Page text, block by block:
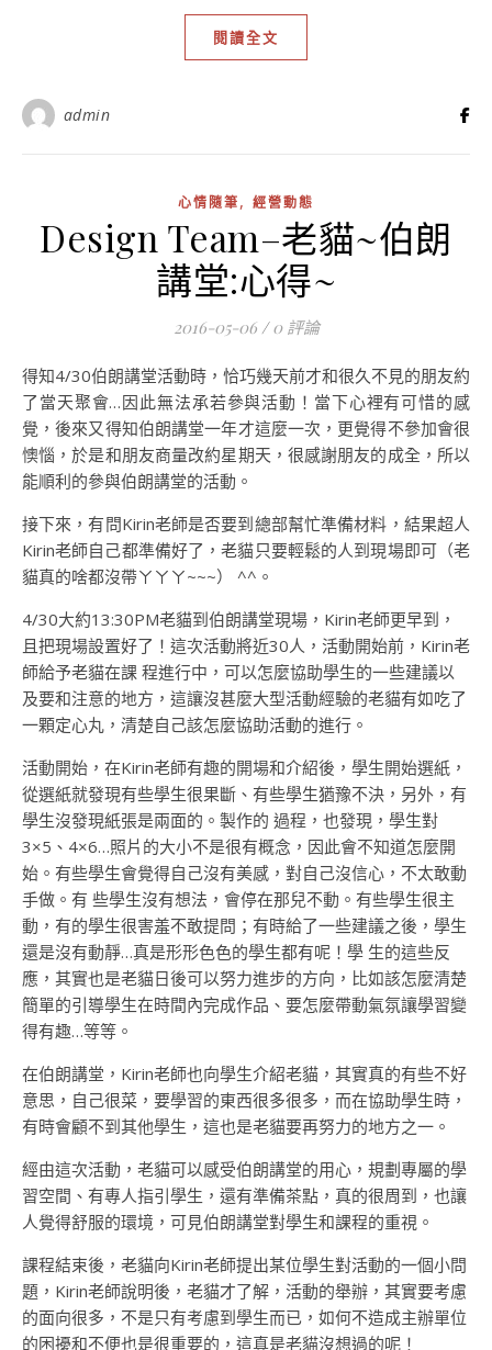
閱讀全文
admin
心情隨筆, 經營動態
Design Team–老貓~伯朗
講堂:心得~
2016-05-06 / 0 評論
得知4/30伯朗講堂活動時，恰巧幾天前才和很久不見的朋友約
了當天聚會…因此無法承若參與活動！當下心裡有可惜的感
覺，後來又得知伯朗講堂一年才這麼一次，更覺得不參加會很
懊惱，於是和朋友商量改約星期天，很感謝朋友的成全，所以
能順利的參與伯朗講堂的活動。
接下來，有問Kirin老師是否要到總部幫忙準備材料，結果超人
Kirin老師自己都準備好了，老貓只要輕鬆的人到現場即可（老
貓真的啥都沒帶ㄚㄚㄚ~~~） ^^。
4/30大約13:30PM老貓到伯朗講堂現場，Kirin老師更早到，
且把現場設置好了！這次活動將近30人，活動開始前，Kirin老
師給予老貓在課 程進行中，可以怎麼協助學生的一些建議以
及要和注意的地方，這讓沒甚麼大型活動經驗的老貓有如吃了
一顆定心丸，清楚自己該怎麼協助活動的進行。
活動開始，在Kirin老師有趣的開場和介紹後，學生開始選紙，
從選紙就發現有些學生很果斷、有些學生猶豫不決，另外，有
學生沒發現紙張是兩面的。製作的 過程，也發現，學生對
3×5、4×6…照片的大小不是很有概念，因此會不知道怎麼開
始。有些學生會覺得自己沒有美感，對自己沒信心，不太敢動
手做。有 些學生沒有想法，會停在那兒不動。有些學生很主
動，有的學生很害羞不敢提問；有時給了一些建議之後，學生
還是沒有動靜…真是形形色色的學生都有呢！學 生的這些反
應，其實也是老貓日後可以努力進步的方向，比如該怎麼清楚
簡單的引導學生在時間內完成作品、要怎麼帶動氣氛讓學習變
得有趣…等等。
在伯朗講堂，Kirin老師也向學生介紹老貓，其實真的有些不好
意思，自己很菜，要學習的東西很多很多，而在協助學生時，
有時會顧不到其他學生，這也是老貓要再努力的地方之一。
經由這次活動，老貓可以感受伯朗講堂的用心，規劃專屬的學
習空間、有專人指引學生，還有準備茶點，真的很周到，也讓
人覺得舒服的環境，可見伯朗講堂對學生和課程的重視。
課程結束後，老貓向Kirin老師提出某位學生對活動的一個小問
題，Kirin老師說明後，老貓才了解，活動的舉辦，其實要考慮
的面向很多，不是只有考慮到學生而已，如何不造成主辦單位
的困擾和不便也是很重要的，這真是老貓沒想過的呢！